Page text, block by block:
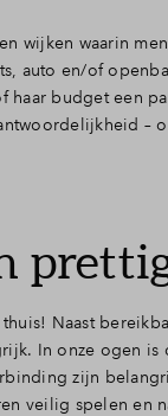
wijken waarin
auto en/of
haar budget een
–
Naast
In onze ogen is
zijn
veilig spelen en